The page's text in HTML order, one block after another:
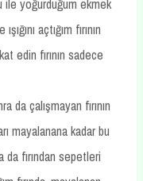
ile yoğurduğum ekmek
açtığım fırının
edin fırının sadece
da çalışmayan fırının
mayalanana kadar bu
da fırından sepetleri